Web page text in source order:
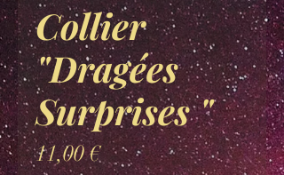
Collier
"Dragées
Surprises "
11,00 €Prix